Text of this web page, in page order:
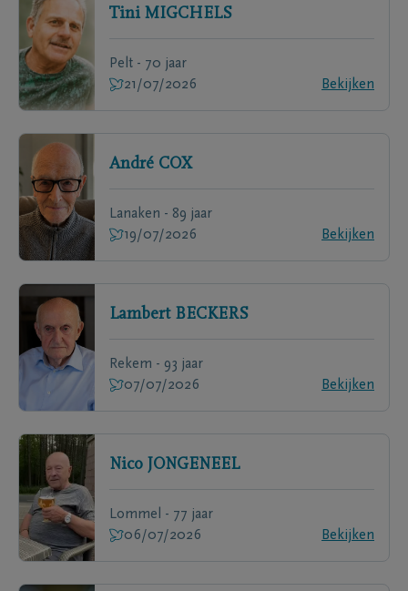
Tini MIGCHELS
Pelt - 70 jaar
21/07/2026
Bekijken
André COX
Lanaken - 89 jaar
19/07/2026
Bekijken
Lambert BECKERS
Rekem - 93 jaar
07/07/2026
Bekijken
Nico JONGENEEL
Lommel - 77 jaar
06/07/2026
Bekijken